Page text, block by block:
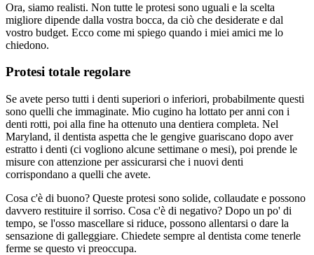
Ora, siamo realisti. Non tutte le protesi sono uguali e la scelta
migliore dipende dalla vostra bocca, da ciò che desiderate e dal
vostro budget. Ecco come mi spiego quando i miei amici me lo
chiedono.
Protesi totale regolare
Se avete perso tutti i denti superiori o inferiori, probabilmente questi
sono quelli che immaginate. Mio cugino ha lottato per anni con i
denti rotti, poi alla fine ha ottenuto una dentiera completa. Nel
Maryland, il dentista aspetta che le gengive guariscano dopo aver
estratto i denti (ci vogliono alcune settimane o mesi), poi prende le
misure con attenzione per assicurarsi che i nuovi denti
corrispondano a quelli che avete.
Cosa c'è di buono? Queste protesi sono solide, collaudate e possono
davvero restituire il sorriso. Cosa c'è di negativo? Dopo un po' di
tempo, se l'osso mascellare si riduce, possono allentarsi o dare la
sensazione di galleggiare. Chiedete sempre al dentista come tenerle
ferme se questo vi preoccupa.